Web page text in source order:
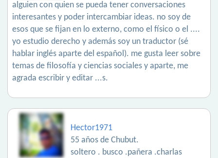
alguien con quien se pueda tener conversaciones
interesantes y poder intercambiar ideas. no soy de
esos que se fijan en lo externo, como el físico o el ....
yo estudio derecho y además soy un traductor (sé
hablar inglés aparte del español). me gusta leer sobre
temas de filosofía y ciencias sociales y aparte, me
agrada escribir y editar ...s.
Hector1971
55 años de Chubut.
soltero . busco .pañera .charlas